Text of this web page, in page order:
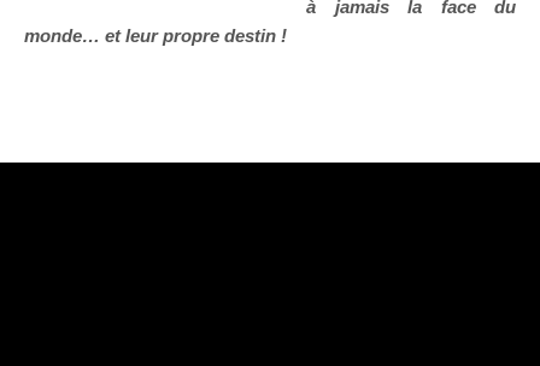
à jamais la face du
monde… et leur propre destin !